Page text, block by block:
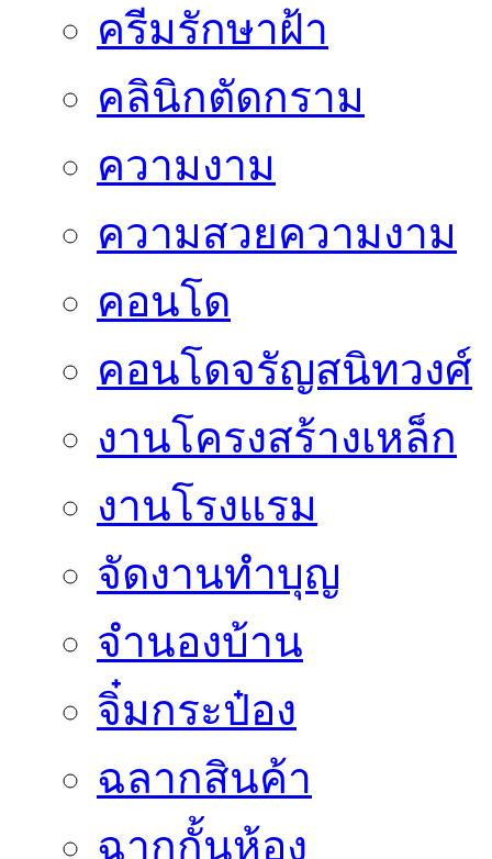
ครีมรักษาฝ้า
คลินิกตัดกราม
ความงาม
ความสวยความงาม
คอนโด
คอนโดจรัญสนิทวงศ์
งานโครงสร้างเหล็ก
งานโรงแรม
จัดงานทำบุญ
จำนองบ้าน
จิ๋มกระป๋อง
ฉลากสินค้า
ฉากกั้นห้อง